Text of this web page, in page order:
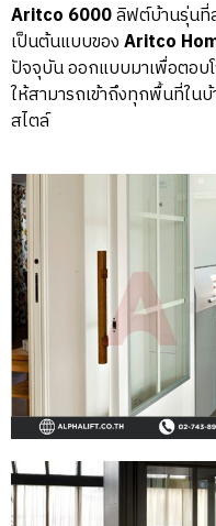
Aritco 6000ลิฟต์บ้านรุ่นที่
เป็นต้นแบบของAritco
ปัจจุบัน ออกแบบมาเพื่อตอบ
ให้สามารถเข้าถึงทุกพื้นที่ใน
สไตล์